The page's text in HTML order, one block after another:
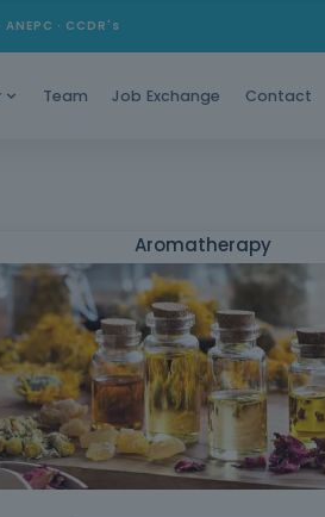
ANEPC · CCDR's
Team Job Exchange Contact
Aromatherapy